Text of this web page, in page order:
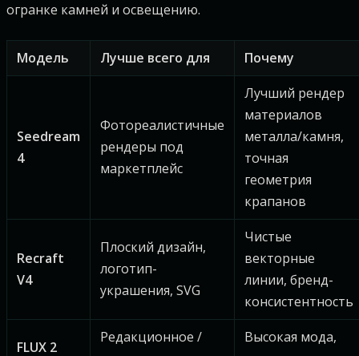
огранке камней и освещению.
Модель Лучше всего для Почему
Seedream
4
Фотореалистичные
рендеры под
маркетплейс
Лучший рендер
материалов
металла/камня,
точная
геометрия
крапанов
Recraft
V4
Плоский дизайн,
логотип-
украшения, SVG
Чистые
векторные
линии, бренд-
консистентность
FLUX 2
Редакционное /
Высокая мода,